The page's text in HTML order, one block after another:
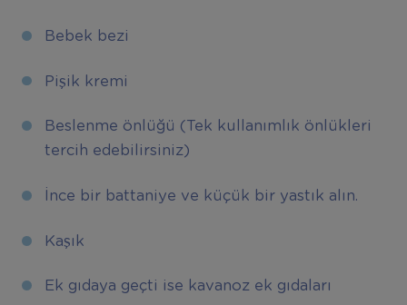
Bebek bezi
Pişik kremi
Beslenme önlüğü (Tek kullanımlık önlükleri
tercih edebilirsiniz)
İnce bir battaniye ve küçük bir yastık alın.
Kaşık
Ek gıdaya geçti ise kavanoz ek gıdaları